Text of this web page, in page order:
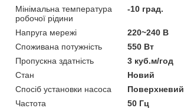
Мінімальна температура
робочої рідини
-10 град.
Напруга мережі
220~240 В
Споживана потужність
550 Вт
Пропускна здатність
3 куб.м/год
Стан
Новий
Спосіб установки насоса
Поверхневий
Частота
50 Гц